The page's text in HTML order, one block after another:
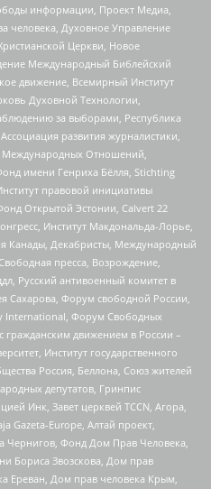
информации, Проект Медиа,
человека, Духовное Управление
Церкви, Новое
Международный Библейский
движение, Всемирный Институт
Духовной Технологии,
за выборами, Республика
развития журналистики,
Международных Отношений,
имени Генриха Бёлля, Stichting
правовой инициативы
Открытой Эстонии, Calvert 22
Институт Макдональда-Лорье,
Канады, Декабристы, Международный
пресса, Возрождение,
Русский антивоенный комитет в
Сахарова, Форум свободной России,
International, Форум Свободных
гражданским движением в России –
Институт государственного
Россия, Беллона, Союз жителей
депутатов, Гринпис
Инк, Завет церквей TCCN, Агора,
Gazeta-Europe, Алтай проект,
Чернигов, Фонд Дом Прав Человека,
Бориса Звозскова, Дом прав
Ереван, Дом прав человека Крым,